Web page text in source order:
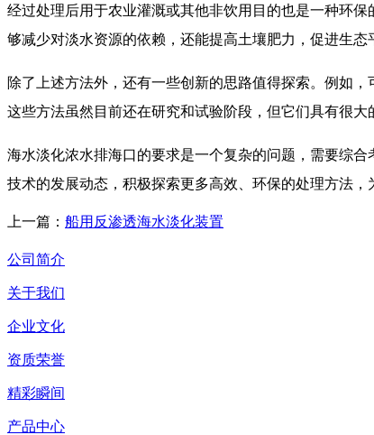
经过处理后用于农业灌溉或其他非饮用目的也是一种环
够减少对淡水资源的依赖，还能提高土壤肥力，促进生态
除了上述方法外，还有一些创新的思路值得探索。例如
这些方法虽然目前还在研究和试验阶段，但它们具有很大
海水淡化浓水排海口的要求是一个复杂的问题，需要综
技术的发展动态，积极探索更多高效、环保的处理方法，
上一篇： 船用反渗透海水淡化装置
公司简介
关于我们
企业文化
资质荣誉
精彩瞬间
产品中心